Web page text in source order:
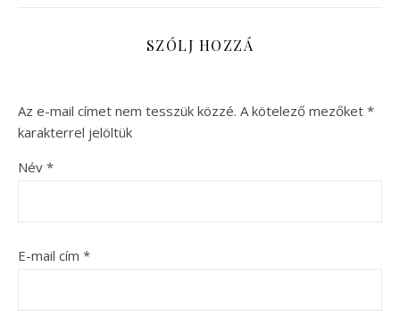
SZÓLJ HOZZÁ
Az e-mail címet nem tesszük közzé. A kötelező mezőket *
karakterrel jelöltük
Név *
E-mail cím *